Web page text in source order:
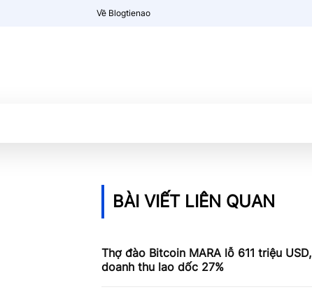
Về Blogtienao
BÀI VIẾT LIÊN QUAN
Thợ đào Bitcoin MARA lỗ 611 triệu USD,
doanh thu lao dốc 27%